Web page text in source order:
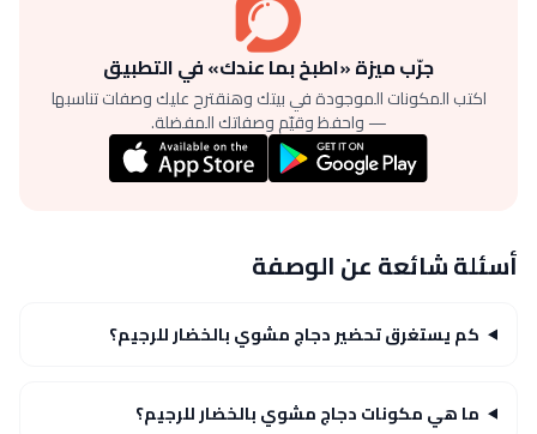
جرّب ميزة «اطبخ بما عندك» في التطبيق
اكتب المكونات الموجودة في بيتك وهنقترح عليك وصفات تناسبها
— واحفظ وقيّم وصفاتك المفضلة.
أسئلة شائعة عن الوصفة
كم يستغرق تحضير دجاج مشوي بالخضار للرجيم؟
ما هي مكونات دجاج مشوي بالخضار للرجيم؟